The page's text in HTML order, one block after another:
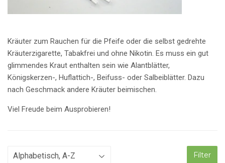
Kräuter zum Rauchen für die Pfeife oder die selbst gedrehte
Kräuterzigarette, Tabakfrei und ohne Nikotin. Es muss ein gut
glimmendes Kraut enthalten sein wie Alantblätter,
Königskerzen-, Huflattich-, Beifuss- oder Salbeiblätter. Dazu
nach Geschmack andere Kräuter beimischen.
Viel Freude beim Ausprobieren!
Filter